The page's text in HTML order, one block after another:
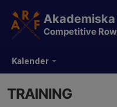
Kalender
Competitive
TRAINING